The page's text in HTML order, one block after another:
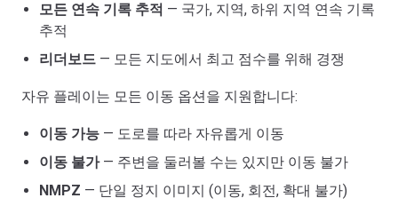
모든 연속 기록 추적 — 국가, 지역, 하위 지역 연속 기록
추적
리더보드 — 모든 지도에서 최고 점수를 위해 경쟁
자유 플레이는 모든 이동 옵션을 지원합니다:
이동 가능 — 도로를 따라 자유롭게 이동
이동 불가— 주변을 둘러볼 수는 있지만 이동 불가
NMPZ — 단일 정지 이미지 (이동, 회전, 확대 불가)